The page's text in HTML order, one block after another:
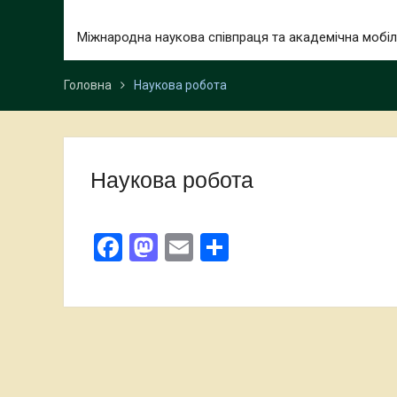
Міжнародна наукова співпраця та академічна
Головна Наукова робота
Наукова робота
Facebook
Mastodon
Email